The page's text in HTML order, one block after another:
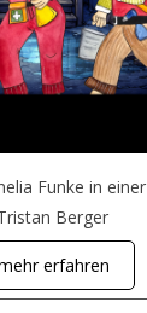
Funke in einer
Berger
erfahren